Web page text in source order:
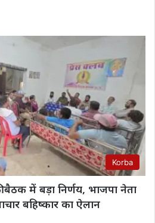
Korba
बैठक में बड़ा निर्णय, भाजपा नेता
बहिष्कार का ऐलान